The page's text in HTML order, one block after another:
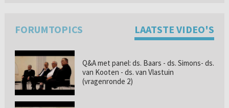
FORUMTOPICS LAATSTE VIDEO'S
Q&A met panel: ds. Baars - ds. Simons- ds.
van Kooten - ds. van Vlastuin
(vragenronde 2)